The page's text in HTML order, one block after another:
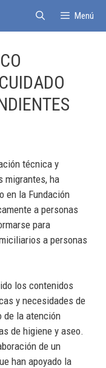
Menú
técnica y
migrantes, ha
en la Fundación
a personas
para
a personas
los contenidos
y necesidades de
de la atención
de higiene y aseo.
de un
han apoyado la